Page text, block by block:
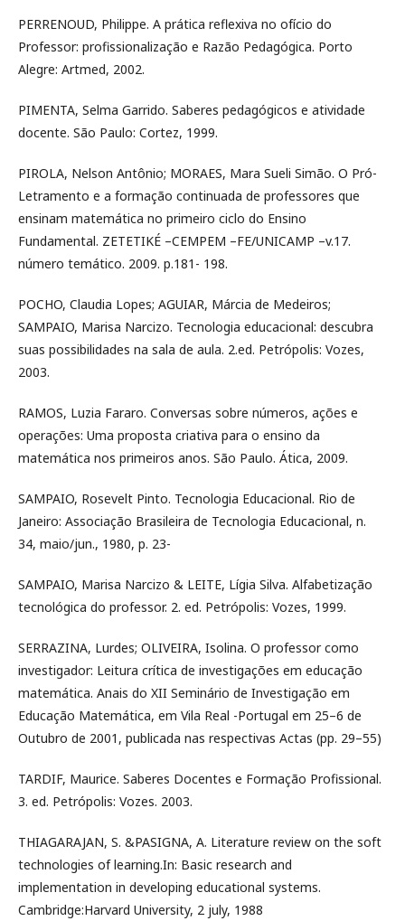
PERRENOUD, Philippe. A prática reflexiva no ofício do
Professor: profissionalização e Razão Pedagógica. Porto
Alegre: Artmed, 2002.
PIMENTA, Selma Garrido. Saberes pedagógicos e atividade
docente. São Paulo: Cortez, 1999.
PIROLA, Nelson Antônio; MORAES, Mara Sueli Simão. O Pró-
Letramento e a formação continuada de professores que
ensinam matemática no primeiro ciclo do Ensino
Fundamental. ZETETIKÉ –CEMPEM –FE/UNICAMP –v.17.
número temático. 2009. p.181- 198.
POCHO, Claudia Lopes; AGUIAR, Márcia de Medeiros;
SAMPAIO, Marisa Narcizo. Tecnologia educacional: descubra
suas possibilidades na sala de aula. 2.ed. Petrópolis: Vozes,
2003.
RAMOS, Luzia Fararo. Conversas sobre números, ações e
operações: Uma proposta criativa para o ensino da
matemática nos primeiros anos. São Paulo. Ática, 2009.
SAMPAIO, Rosevelt Pinto. Tecnologia Educacional. Rio de
Janeiro: Associação Brasileira de Tecnologia Educacional, n.
34, maio/jun., 1980, p. 23-
SAMPAIO, Marisa Narcizo & LEITE, Lígia Silva. Alfabetização
tecnológica do professor. 2. ed. Petrópolis: Vozes, 1999.
SERRAZINA, Lurdes; OLIVEIRA, Isolina. O professor como
investigador: Leitura crítica de investigações em educação
matemática. Anais do XII Seminário de Investigação em
Educação Matemática, em Vila Real -Portugal em 25–6 de
Outubro de 2001, publicada nas respectivas Actas (pp. 29–55)
TARDIF, Maurice. Saberes Docentes e Formação Profissional.
3. ed. Petrópolis: Vozes. 2003.
THIAGARAJAN, S. &PASIGNA, A. Literature review on the soft
technologies of learning.In: Basic research and
implementation in developing educational systems.
Cambridge:Harvard University, 2 july, 1988